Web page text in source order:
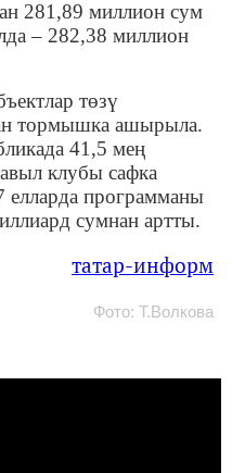
281,89 миллион сум
– 282,38 миллион
төзү
тормышка ашырыла.
41,5 мең
клубы сафка
программаны
сумнан артты.
татар-информ
Фото: Т.Волкова